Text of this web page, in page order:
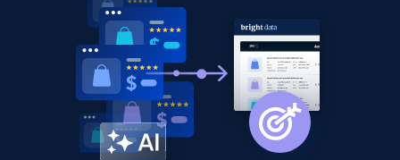
375+ Comece agora
Amazon products global dataset -
Collecting products by keyword search